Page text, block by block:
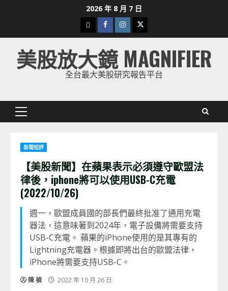
2026 年 8 月 7 日
下
載
美
股
Facebook
Instagram
Twitter
美股放大鏡 MAGNIFIER
全台最大美股研究報告平台
Primary
新聞短評
【美股新聞】在蘋果表示必須遵守歐盟法
律後，iphone將可以使用USB-C充電
(2022/10/26)
週一，歐盟成員國的部長們最終批准了通用充電
器法，這意味著到2024年，電子設備將需要支持
USB-C充電。 蘋果的iPhone使用的是其專有的
Lightning充電器。根據即將出台的歐盟法律，
iPhone將需要支持USB-C。
陳 禎 2022 年 10 月 26 日